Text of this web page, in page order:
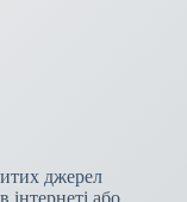
джерел